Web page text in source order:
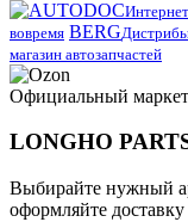
вовремя BERG
магазин автозапчастей
Официальный
LONGHO
Выбирайте нужный
оформляйте